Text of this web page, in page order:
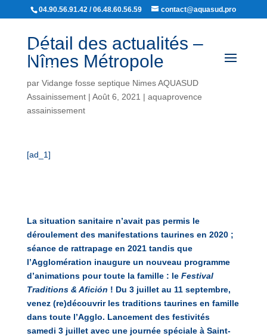
04.90.56.91.42 / 06.48.60.56.59 contact@aquasud.pro
Détail des actualités –
Nîmes Métropole
par Vidange fosse septique Nimes AQUASUD
Assainissement| Août 6, 2021 | aquaprovence
assainissement
[ad_1]
La situation sanitaire n’avait pas permis le
déroulement des manifestations taurines en 2020 ;
séance de rattrapage en 2021 tandis que
l’Agglomération inaugure un nouveau programme
d’animations pour toute la famille : le Festival
Traditions & Afición ! Du 3 juillet au 11 septembre,
venez (re)découvrir les traditions taurines en famille
dans toute l’Agglo. Lancement des festivités
samedi 3 juillet avec une journée spéciale à Saint-